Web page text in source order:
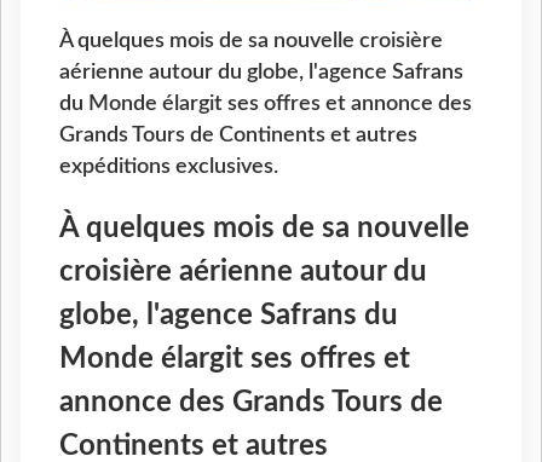
À quelques mois de sa nouvelle croisière
aérienne autour du globe, l'agence Safrans
du Monde élargit ses offres et annonce des
Grands Tours de Continents et autres
expéditions exclusives.
À quelques mois de sa nouvelle
croisière aérienne autour du
globe, l'agence Safrans du
Monde élargit ses offres et
annonce des Grands Tours de
Continents et autres